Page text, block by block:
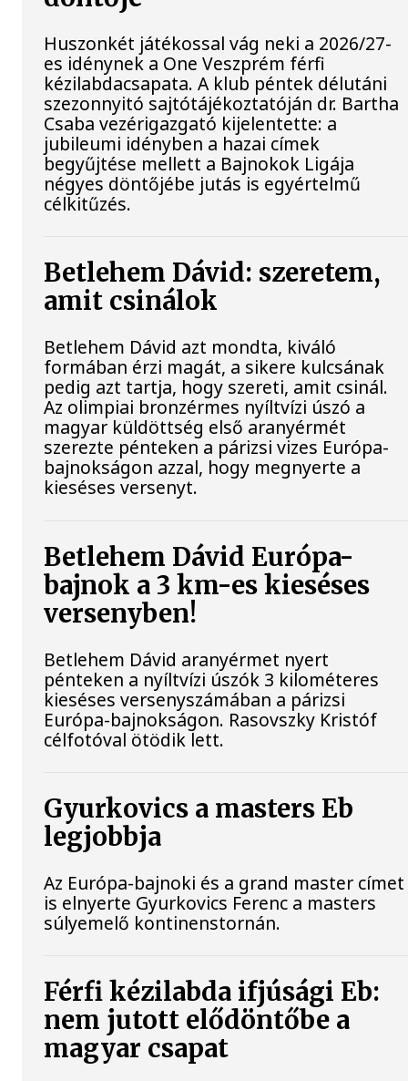
Huszonkét játékossal vág neki a 2026/27-
es idénynek a One Veszprém férfi
kézilabdacsapata. A klub péntek délutáni
szezonnyitó sajtótájékoztatóján dr. Bartha
Csaba vezérigazgató kijelentette: a
jubileumi idényben a hazai címek
begyűjtése mellett a Bajnokok Ligája
négyes döntőjébe jutás is egyértelmű
célkitűzés.
Betlehem Dávid: szeretem,
amit csinálok
Betlehem Dávid azt mondta, kiváló
formában érzi magát, a sikere kulcsának
pedig azt tartja, hogy szereti, amit csinál.
Az olimpiai bronzérmes nyíltvízi úszó a
magyar küldöttség első aranyérmét
szerezte pénteken a párizsi vizes Európa-
bajnokságon azzal, hogy megnyerte a
kieséses versenyt.
Betlehem Dávid Európa-
bajnok a 3 km-es kieséses
versenyben!
Betlehem Dávid aranyérmet nyert
pénteken a nyíltvízi úszók 3 kilométeres
kieséses versenyszámában a párizsi
Európa-bajnokságon. Rasovszky Kristóf
célfotóval ötödik lett.
Gyurkovics a masters Eb
legjobbja
Az Európa-bajnoki és a grand master címet
is elnyerte Gyurkovics Ferenc a masters
súlyemelő kontinenstornán.
Férfi kézilabda ifjúsági Eb:
nem jutott elődöntőbe a
magyar csapat